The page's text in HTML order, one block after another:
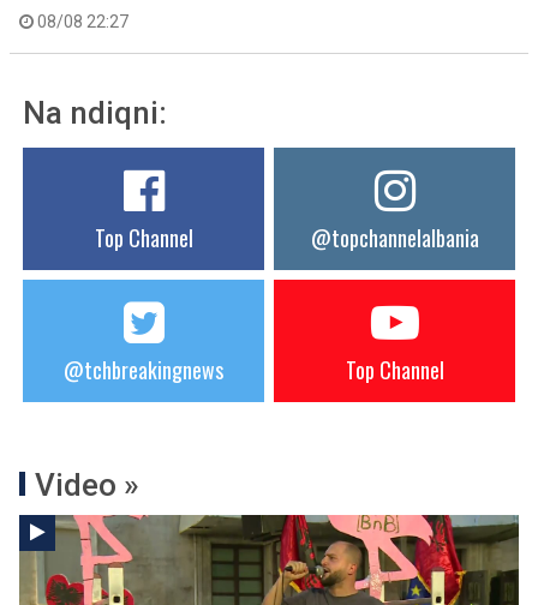
08/08 22:27
Na ndiqni:
Top Channel @topchannelalbania
@tchbreakingnews Top Channel
Video »